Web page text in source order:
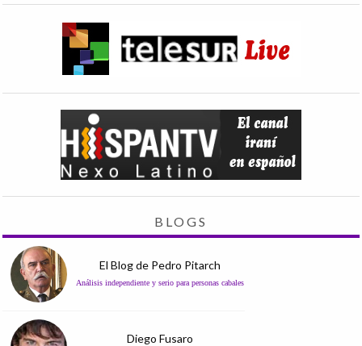
BLOGS
El Blog de Pedro Pitarch
Análisis independiente y serio para personas cabales
Diego Fusaro